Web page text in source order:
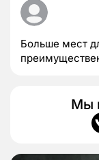
Больше мест
Мы